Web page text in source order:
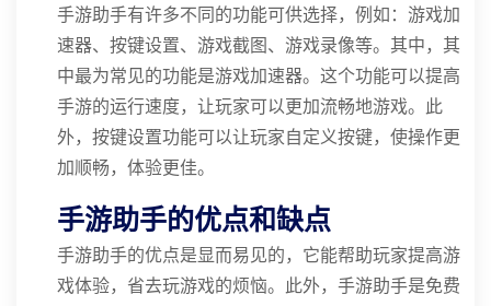
手游助手有许多不同的功能可供选择，例如：游戏加
速器、按键设置、游戏截图、游戏录像等。其中，其
中最为常见的功能是游戏加速器。这个功能可以提高
手游的运行速度，让玩家可以更加流畅地游戏。此
外，按键设置功能可以让玩家自定义按键，使操作更
加顺畅，体验更佳。
手游助手的优点和缺点
手游助手的优点是显而易见的，它能帮助玩家提高游
戏体验，省去玩游戏的烦恼。此外，手游助手是免费